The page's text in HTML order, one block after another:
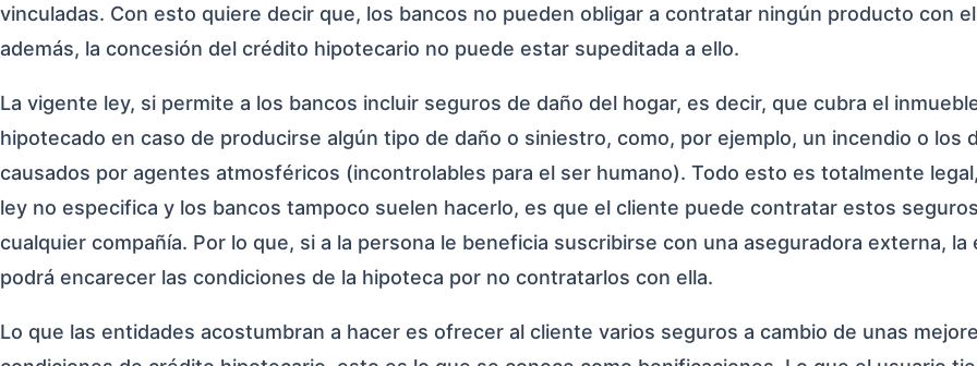
vinculadas. Con esto quiere decir que, los bancos no pueden obligar a contratar ningún producto con
además, la concesión del crédito hipotecario no puede estar supeditada a ello.
La vigente ley, si permite a los bancos incluir seguros de daño del hogar, es decir, que cubra el
hipotecado en caso de producirse algún tipo de daño o siniestro, como, por ejemplo, un incendio o los
causados por agentes atmosféricos (incontrolables para el ser humano). Todo esto es totalmente
ley no especifica y los bancos tampoco suelen hacerlo, es que el cliente puede contratar estos
cualquier compañía. Por lo que, si a la persona le beneficia suscribirse con una aseguradora externa, la
podrá encarecer las condiciones de la hipoteca por no contratarlos con ella.
Lo que las entidades acostumbran a hacer es ofrecer al cliente varios seguros a cambio de unas